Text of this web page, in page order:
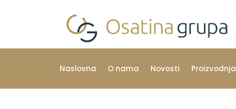
Naslovna O nama Novosti Proizvodnja